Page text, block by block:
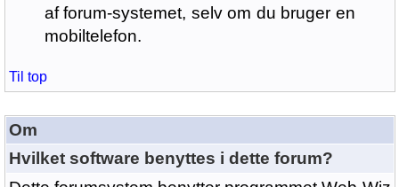
af forum-systemet, selv om du bruger en
mobiltelefon.
Til top
Om
Hvilket software benyttes i dette forum?